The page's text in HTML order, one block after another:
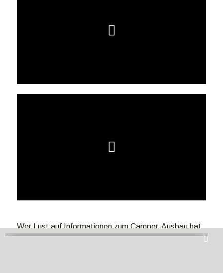
Wer Lust auf Informationen zum Camper-Ausbau hat,
der findet viele wertvolle Tipps und Tricks in diesem